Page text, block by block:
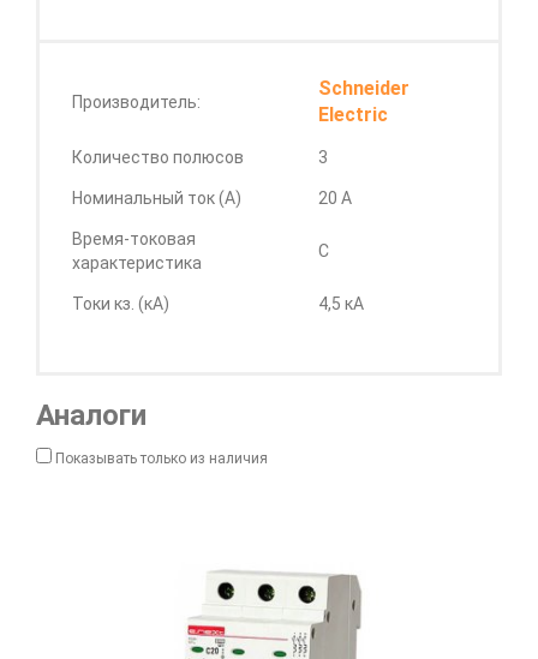
Производитель:
Schneider
Electric
Количество полюсов 3
Номинальный ток (А) 20 А
Время-токовая
характеристика
C
Токи кз. (кА) 4,5 кА
Аналоги
Показывать только из наличия